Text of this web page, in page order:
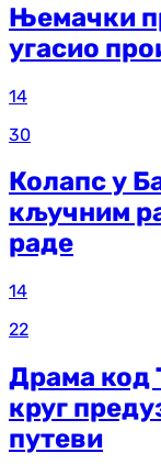
Њемачки
угасио
14
30
Колапс у
кључним
раде
14
22
Драма код
круг
путеви